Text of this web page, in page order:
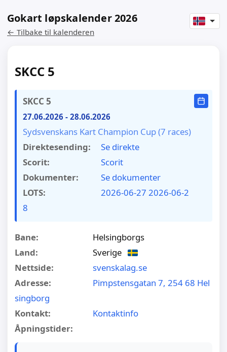
Gokart løpskalender 2026
← Tilbake til kalenderen
SKCC 5
SKCC 5
27.06.2026 - 28.06.2026
Sydsvenskans Kart Champion Cup (7 races)
Direktesending:
Se direkte
Scorit:
Scorit
Dokumenter:
Se dokumenter
LOTS:
2026-06-27 2026-06-2
8
Bane:
Helsingborgs
Land:
Sverige
Nettside:
svenskalag.se
Adresse:
Pimpstensgatan 7, 254 68 Hel
singborg
Kontakt:
Kontaktinfo
Åpningstider: